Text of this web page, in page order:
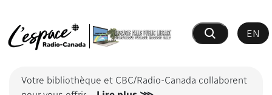
Recherche
EN
Votre bibliothèque et CBC/Radio-Canada collaborent